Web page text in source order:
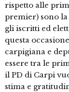
rispetto alle
premier) sono
gli iscritti ed
questa
carpigiana e
essere tra le
il PD di Carpi
stima e